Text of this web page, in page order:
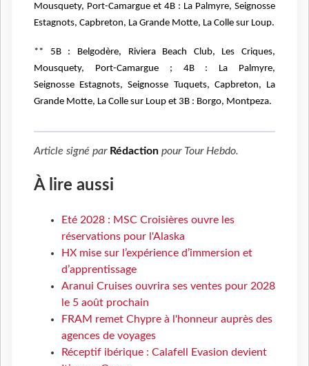
Mousquety, Port-Camargue et 4B : La Palmyre, Seignosse
Estagnots, Capbreton, La Grande Motte, La Colle sur Loup.
** 5B : Belgodère, Riviera Beach Club, Les Criques,
Mousquety, Port-Camargue ; 4B : La Palmyre,
Seignosse Estagnots, Seignosse Tuquets, Capbreton, La
Grande Motte, La Colle sur Loup et 3B : Borgo, Montpeza.
Article signé par Rédaction pour Tour Hebdo.
À lire aussi
Eté 2028 : MSC Croisières ouvre les
réservations pour l'Alaska
HX mise sur l’expérience d’immersion et
d’apprentissage
Aranui Cruises ouvrira ses ventes pour 2028
le 5 août prochain
FRAM remet Chypre à l'honneur auprès des
agences de voyages
Réceptif ibérique : Calafell Evasion devient